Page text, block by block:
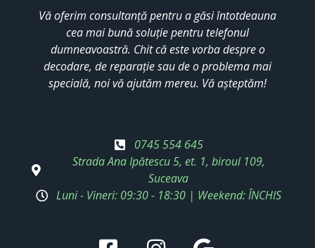
Vă oferim consultanță pentru a găsi întotdeauna
cea mai bună soluție pentru telefonul
dumneavoastră. Chit că este vorba despre o
decodare, de reparație sau de o problema mai
specială, noi vă ajutăm mereu. Vă așteptăm!
0745 554 645
Strada Ana Ipătescu 5, et. 1, biroul 109,
Suceava
Luni - Vineri: 09:30 - 18:30 | Weekend: ÎNCHIS